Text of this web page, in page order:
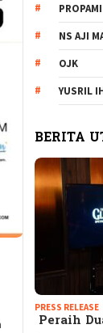
PROPAMI
NS AJI
OJK
YUSRIL
BERITA
PRESS RELEASE
Peraih